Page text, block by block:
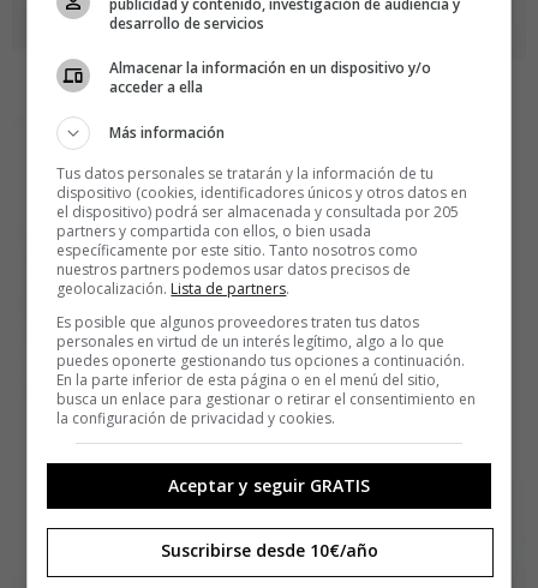
publicidad y contenido, investigación de audiencia y
desarrollo de servicios
Almacenar la información en un dispositivo y/o
acceder a ella
Más información
Tus datos personales se tratarán y la información de tu
dispositivo (cookies, identificadores únicos y otros datos en
el dispositivo) podrá ser almacenada y consultada por 205
partners y compartida con ellos, o bien usada
específicamente por este sitio. Tanto nosotros como
nuestros partners podemos usar datos precisos de
geolocalización. Lista de partners.
Es posible que algunos proveedores traten tus datos
personales en virtud de un interés legítimo, algo a lo que
puedes oponerte gestionando tus opciones a continuación.
En la parte inferior de esta página o en el menú del sitio,
busca un enlace para gestionar o retirar el consentimiento en
la configuración de privacidad y cookies.
Aceptar y seguir GRATIS
Suscribirse desde 10€/año